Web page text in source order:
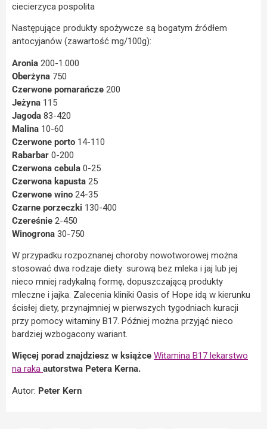
ciecierzyca pospolita
Następujące produkty spożywcze są bogatym źródłem
antocyjanów (zawartość mg/100g):
Aronia 200-1.000
Oberżyna 750
Czerwone pomarańcze 200
Jeżyna 115
Jagoda 83-420
Malina 10-60
Czerwone porto 14-110
Rabarbar 0-200
Czerwona cebula 0-25
Czerwona kapusta 25
Czerwone wino 24-35
Czarne porzeczki 130-400
Czereśnie 2-450
Winogrona 30-750
W przypadku rozpoznanej choroby nowotworowej można
stosować dwa rodzaje diety: surową bez mleka i jaj lub jej
nieco mniej radykalną formę, dopuszczającą produkty
mleczne i jajka. Zalecenia kliniki Oasis of Hope idą w kierunku
ścisłej diety, przynajmniej w pierwszych tygodniach kuracji
przy pomocy witaminy B17. Później można przyjąć nieco
bardziej wzbogacony wariant.
Więcej porad znajdziesz w książce Witamina B17 lekarstwo
na raka autorstwa Petera Kerna.
Autor: Peter Kern